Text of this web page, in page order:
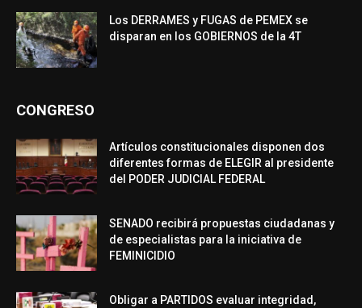
Los DERRAMES y FUGAS de PEMEX se
disparan en los GOBIERNOS de la 4T
CONGRESO
Artículos constitucionales disponen dos
diferentes formas de ELEGIR al presidente
del PODER JUDICIAL FEDERAL
SENADO recibirá propuestas ciudadanas y
de especialistas para la iniciativa de
FEMINICIDIO
Obligar a PARTIDOS evaluar integridad,